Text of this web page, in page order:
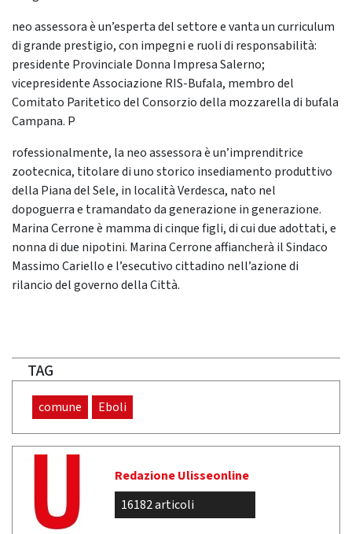
neo assessora è un’esperta del settore e vanta un curriculum
di grande prestigio, con impegni e ruoli di responsabilità:
presidente Provinciale Donna Impresa Salerno;
vicepresidente Associazione RIS-Bufala, membro del
Comitato Paritetico del Consorzio della mozzarella di bufala
Campana. P
rofessionalmente, la neo assessora è un’imprenditrice
zootecnica, titolare di uno storico insediamento produttivo
della Piana del Sele, in località Verdesca, nato nel
dopoguerra e tramandato da generazione in generazione.
Marina Cerrone è mamma di cinque figli, di cui due adottati, e
nonna di due nipotini. Marina Cerrone affiancherà il Sindaco
Massimo Cariello e l’esecutivo cittadino nell’azione di
rilancio del governo della Città.
TAG
comune Eboli
Redazione Ulisseonline
16182 articoli